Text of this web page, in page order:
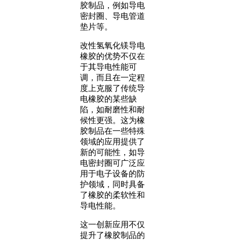
胶制品，例如导电
密封圈、导电管道
垫片等。
改性氢氧化镁导电
橡胶的优势不仅在
于其导电性能可
调，而且在一定程
度上克服了传统导
电橡胶的某些缺
陷，如耐磨性和耐
候性更强。这为橡
胶制品在一些特殊
领域的应用提供了
新的可能性，如导
电密封圈可广泛应
用于电子设备的防
护领域，同时具备
了橡胶的柔软性和
导电性能。
这一创新应用不仅
提升了橡胶制品的